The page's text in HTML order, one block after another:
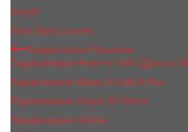
Xerjoff
Yves Saint Laurent
Парфюмерия Премиум
Парфюмерия Made In UAE (Духи из
Парфюмерия Made In UAE A Plus
Парфюмерия Acqua Di Parma
Парфюмерия Adisha